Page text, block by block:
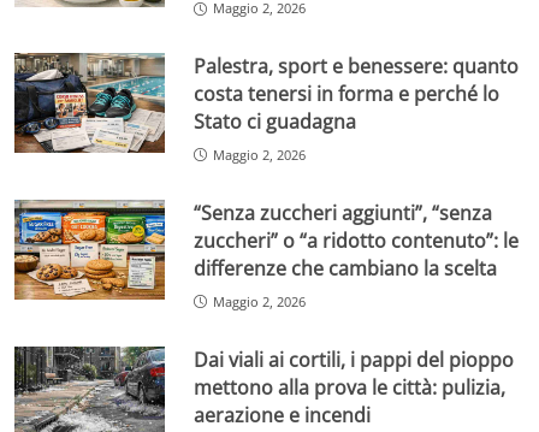
Maggio 2, 2026
Palestra, sport e benessere: quanto
costa tenersi in forma e perché lo
Stato ci guadagna
Maggio 2, 2026
“Senza zuccheri aggiunti”, “senza
zuccheri” o “a ridotto contenuto”: le
differenze che cambiano la scelta
Maggio 2, 2026
Dai viali ai cortili, i pappi del pioppo
mettono alla prova le città: pulizia,
aerazione e incendi